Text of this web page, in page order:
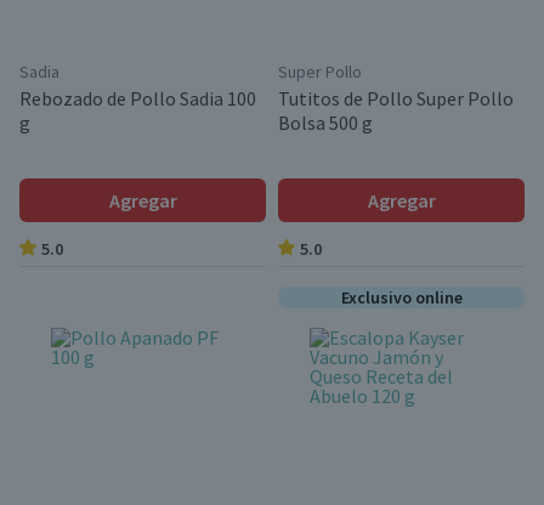
Sadia
Rebozado de Pollo Sadia 100
g
Agregar
5.0
Super Pollo
Tutitos de Pollo Super Pollo
Bolsa 500 g
Agregar
5.0
Exclusivo online